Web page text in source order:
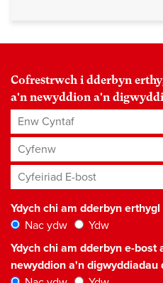
Cofrestrwch i dderbyn
a'n newyddion a'n
Enw Cyntaf
Cyfenw
Cyfeiriad E-bost*
Ydych chi am dderbyn erthygl
Nac ydw
Ydw
Ydych chi am dderbyn e-bost
newyddion a'n digwyddiadau